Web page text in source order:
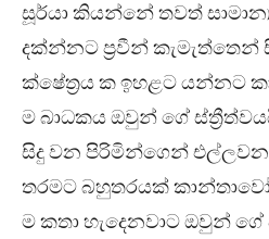
සූර්යා කියන්නේ තවත්
දක්න්නට ප්‍රවීන් කැමැත්තෙන්
ක්ෂේත්‍රය ක ඉහළට යන්නට
ම බාධකය ඔවුන් ගේ
සිදු වන පිරිමින්ගෙන් එල්ලවන
තරමට බහුතරයක්
ම කතා හැදෙනවාට ඔවුන්